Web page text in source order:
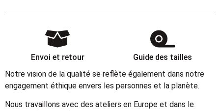
Envoi et retour
Guide des tailles
Notre vision de la qualité se reflète également dans notre
engagement éthique envers les personnes et la planète.
Nous travaillons avec des ateliers en Europe et dans le